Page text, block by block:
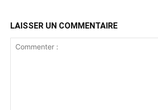
LAISSER UN COMMENTAIRE